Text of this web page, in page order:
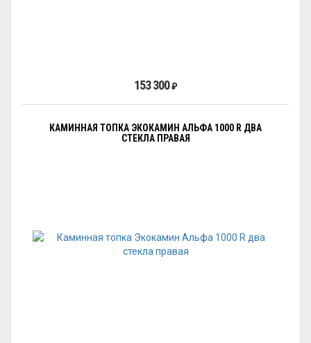
153 300₽
КАМИННАЯ ТОПКА ЭКОКАМИН АЛЬФА 1000 R ДВА
СТЕКЛА ПРАВАЯ